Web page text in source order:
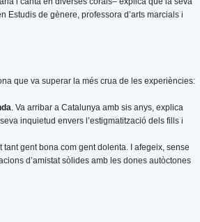
Estudis de gènere, professora d’arts marcials i
que va superar la més crua de les experiències:
. Va arribar a Catalunya amb sis anys, explica
inquietud envers l’estigmatització dels fills i
tant gent bona com gent dolenta. I afegeix, sense
d’amistat sòlides amb les dones autòctones